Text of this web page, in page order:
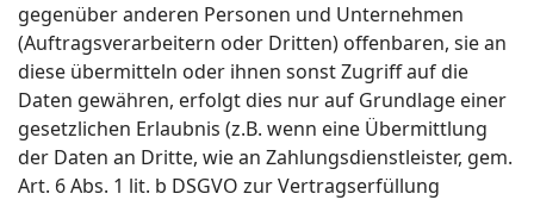
gegenüber anderen Personen und Unternehmen
(Auftragsverarbeitern oder Dritten) offenbaren, sie an
diese übermitteln oder ihnen sonst Zugriff auf die
Daten gewähren, erfolgt dies nur auf Grundlage einer
gesetzlichen Erlaubnis (z.B. wenn eine Übermittlung
der Daten an Dritte, wie an Zahlungsdienstleister, gem.
Art. 6 Abs. 1 lit. b DSGVO zur Vertragserfüllung